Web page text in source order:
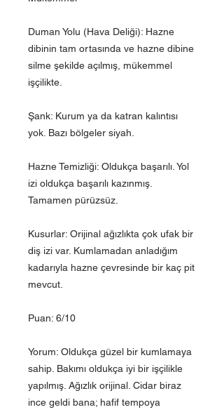
Duman Yolu (Hava Deliği): Hazne
dibinin tam ortasında ve hazne dibine
silme şekilde açılmış, mükemmel
işçilikte.
Şank: Kurum ya da katran kalıntısı
yok. Bazı bölgeler siyah.
Hazne Temizliği: Oldukça başarılı. Yol
izi oldukça başarılı kazınmış.
Tamamen pürüzsüz.
Kusurlar: Orijinal ağızlıkta çok ufak bir
diş izi var. Kumlamadan anladığım
kadarıyla hazne çevresinde bir kaç pit
mevcut.
Puan: 6/10
Yorum: Oldukça güzel bir kumlamaya
sahip. Bakımı oldukça iyi bir işçilikle
yapılmış. Ağızlık orijinal. Cidar biraz
ince geldi bana; hafif tempoya